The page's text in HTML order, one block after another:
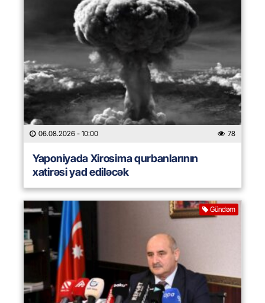
06.08.2026 - 10:00 78
Yaponiyada Xirosima qurbanlarının
xatirəsi yad ediləcək
Gündəm